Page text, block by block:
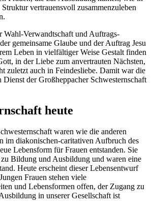
vertrauensvoll zusammenzuleben
Wahl-Verwandtschaft und Auftrags-
gemeinsame Glaube und der Auftrag Jesu
Leben in vielfältiger Weise Gestalt finden
in der Liebe zum anvertrauten Nächsten,
zuletzt auch in Feindesliebe. Damit war die
der Großheppacher Schwesternschaft
heute
waren wie die anderen
im diakonischen-caritativen Aufbruch des
Lebensform für Frauen entstanden. Sie
Bildung und Ausbildung und waren eine
Heute erscheint dieser Lebensentwurf
Frauen stehen viele
und Lebensformen offen, der Zugang zu
in unserer Gesellschaft ist